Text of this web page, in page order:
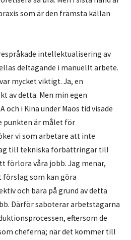
som är den främsta källan
intellektualisering av
deltagande i manuellt arbete.
mycket viktigt. Ja, en
av detta. Men min egen
och i Kina under Maos tid visade
punkten är målet för
vi som arbetare att inte
till tekniska förbättringar till
förlora våra jobb. Jag menar,
förslag som kan göra
och bara på grund av detta
Därför saboterar arbetstagarna
eftersom de
cheferna; när det kommer till